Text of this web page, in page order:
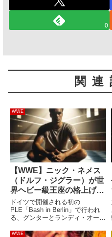
0
関連
WWE
【WWE】ニック・ネメス
（ドルフ・ジグラー）が世
界ヘビー級王座の格上げプ
ランを提案。「ランディ・
オートンが新チャンピオン
になるのはどうかな」
ドイツで開催される初の
PLE「Bash in Berlin」で行われ
る、グンターとランディ・オート
ンターコンチネンタル王座の絶対
WWE